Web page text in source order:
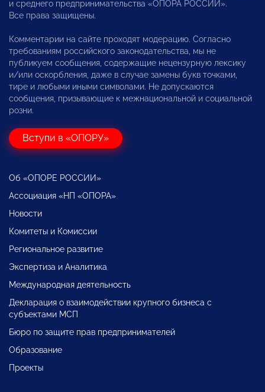
и среднего предпринимательства «ОПОРА РОССИИ».
Все права защищены.
Комментарии на сайте проходят модерацию. Согласно
требованиям российского законодательства, мы не
публикуем сообщения, содержащие нецензурную лексику
и/или оскорбления, даже в случае замены букв точками,
тире и любыми иными символами. Не допускаются
сообщения, призывающие к межнациональной и социальной
розни.
Вступи в «ОПОРУ»
Об «ОПОРЕ РОССИИ»
Ассоциация «НП «ОПОРА»
Новости
Комитеты и Комиссии
Региональное развитие
Экспертиза и Аналитика
Международная деятельность
Декларация о взаимодействии крупного бизнеса с
субъектами МСП
Бюро по защите прав предпринимателей
Образование
Проекты